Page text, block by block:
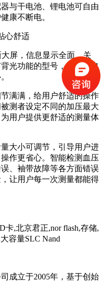
与干电池、锂电池可自由
康不断电。
心舒适
屏，信息显示全面，关
光功能的型号，在夜晚也
满满，给用户舒适的操作
测者设定不同的加压最大
用户提供更舒适的测量体
大小可调节，引导用户进
作更省心。智能检测血压
、袖带故障等各方面错误
让用户每一次测量都能得
立于2005年，基于创始